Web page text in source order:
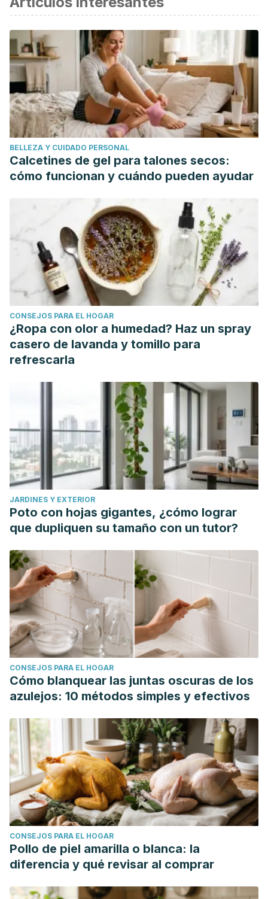
Ten Haaf DSM., Regt MF., Visser M., Witteman BJM., et al.,
Insufficient protein intakes is highly prevalent among
physically active elderly. J Nutr Health Aging, 2018. 22 (9):
1112-1114.
West DWD., Sawan SA., Mazzulla M., Williamson W., Moore
DR., Whey protein supplementation enhances whole body
protein metabolism and performance recovery after
resistance exercise: a double blind crossover study.
Nutrients, 2017.
Spendlove J., Mitchell L., Gifford J., Hackett D., et al.,
Dietary intake of competitive bodybuilders. Sports Med,
BELLEZA Y CUIDADO PERSONAL
Calcetines de gel para talones secos:
cómo funcionan y cuándo pueden ayudar
CONSEJOS PARA EL HOGAR
¿Ropa con olor a humedad? Haz un spray
casero de lavanda y tomillo para
refrescarla
JARDINES Y EXTERIOR
Poto con hojas gigantes, ¿cómo lograr
que dupliquen su tamaño con un tutor?
CONSEJOS PARA EL HOGAR
Cómo blanquear las juntas oscuras de los
azulejos: 10 métodos simples y efectivos
CONSEJOS PARA EL HOGAR
Pollo de piel amarilla o blanca: la
diferencia y qué revisar al comprar